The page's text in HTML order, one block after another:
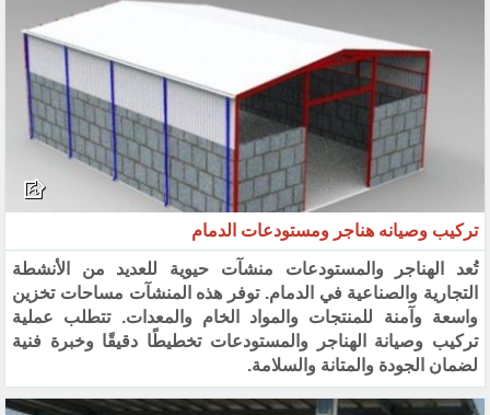
تركيب وصيانه هناجر ومستودعات الدمام
تُعد الهناجر والمستودعات منشآت حيوية للعديد من الأنشطة
التجارية والصناعية في الدمام. توفر هذه المنشآت مساحات تخزين
واسعة وآمنة للمنتجات والمواد الخام والمعدات. تتطلب عملية
تركيب وصيانة الهناجر والمستودعات تخطيطًا دقيقًا وخبرة فنية
لضمان الجودة والمتانة والسلامة.